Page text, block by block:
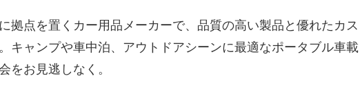
拠点を置くカー用品メーカーで、品質の高い製品と優れたカス
キャンプや車中泊、アウトドアシーンに最適なポータブル車載
をお見逃しなく。